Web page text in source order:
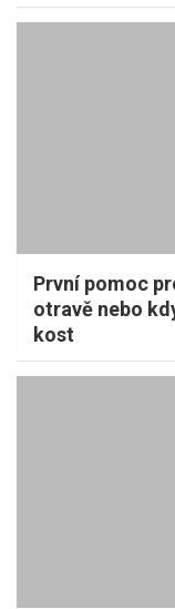
První pomoc
otravě nebo
kost